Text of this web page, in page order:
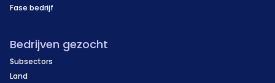
Fase bedrijf
Bedrijven gezocht
Subsectors
Land